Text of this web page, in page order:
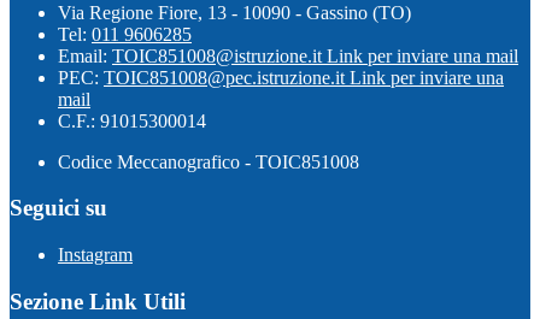
Via Regione Fiore, 13 - 10090 - Gassino (TO)
Tel: 011 9606285
Email: TOIC851008@istruzione.it Link per inviare una mail
PEC: TOIC851008@pec.istruzione.it Link per inviare una
mail
C.F.: 91015300014
Codice Meccanografico - TOIC851008
Seguici su
Instagram
Sezione Link Utili